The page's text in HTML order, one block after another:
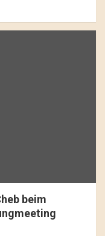
beim